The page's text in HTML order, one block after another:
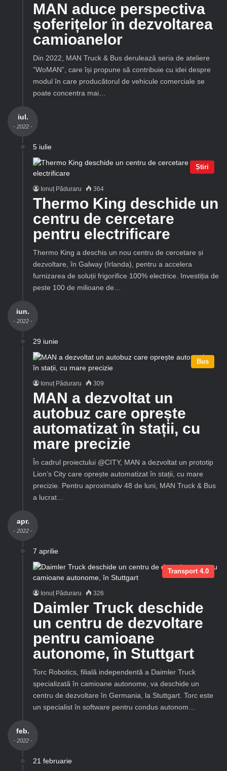
MAN aduce perspectiva
șoferițelor în dezvoltarea
camioanelor
Din 2022, MAN Truck & Bus derulează seria de ateliere
”WoMAN”, care își propune să contribuie cu idei despre
modul în care producătorul de vehicule comerciale se
poate concentra mai…
iul.
- 2022 -
5 iulie
Știri
Ionuț Păduraru 364
Thermo King deschide un
centru de cercetare
pentru electrificare
Thermo King a deschis un nou centru de cercetare și
dezvoltare, în Galway (Irlanda), pentru a accelera
furnizarea de soluții frigorifice 100% electrice. Investiția de
peste 100 de milioane de…
iun.
- 2022 -
29 iunie
Bus
Ionuț Păduraru 309
MAN a dezvoltat un
autobuz care oprește
automatizat în stații, cu
mare precizie
În cadrul proiectului @CITY, MAN a dezvoltat un prototip
Lion’s City care oprește automatizat în stații, cu mare
precizie. Pentru aproximativ 48 de luni, MAN Truck & Bus
a lucrat…
apr.
- 2022 -
7 aprilie
Transport 4.0
Ionuț Păduraru 326
Daimler Truck deschide
un centru de dezvoltare
pentru camioane
autonome, în Stuttgart
Torc Robotics, filială independentă a Daimler Truck
specializată în camioane autonome, va deschide un
centru de dezvoltare în Germania, la Stuttgart. Torc este
un specialist în software pentru condus autonom…
feb.
- 2022 -
21 februarie